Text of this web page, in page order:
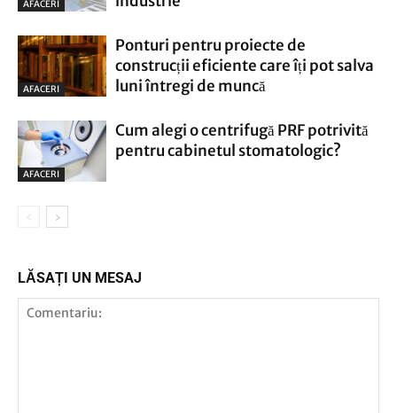
AFACERI
AFACERI
Ponturi pentru proiecte de
construcții eficiente care îți pot salva
luni întregi de muncă
AFACERI
Cum alegi o centrifugă PRF potrivită
pentru cabinetul stomatologic?
LĂSAȚI UN MESAJ